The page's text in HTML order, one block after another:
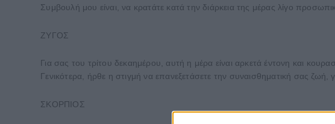
Συμβουλή μου είναι, να κρατάτε κατά την διάρκεια της μέρας λίγο
ΖΥΓΟΣ
Για σας του τρίτου δεκαημέρου, αυτή η μέρα είναι αρκετά έντονη και
Γενικότερα, ήρθε η στιγμή να επανεξετάσετε την συναισθηματική σας ζωή,
ΣΚΟΡΠΙΟΣ